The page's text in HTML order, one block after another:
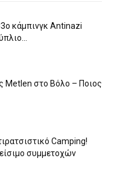
κάμπινγκ Antinazi
Metlen στο Βόλο – Ποιος
Camping!
συμμετοχών